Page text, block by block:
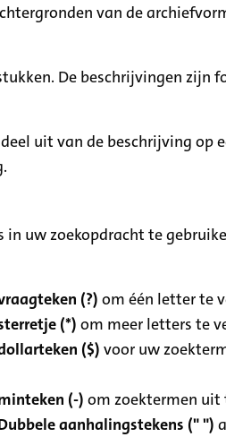
van de
De beschrijvingen zijn
uit van de beschrijving op
in uw zoekopdracht te
(?) om één letter te
(*) om meer letters te
($) voor uw
(-) om zoektermen uit
aanhalingstekens (" ")